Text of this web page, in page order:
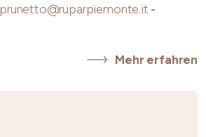
prunetto@ruparpiemonte.it -
Mehr erfahren